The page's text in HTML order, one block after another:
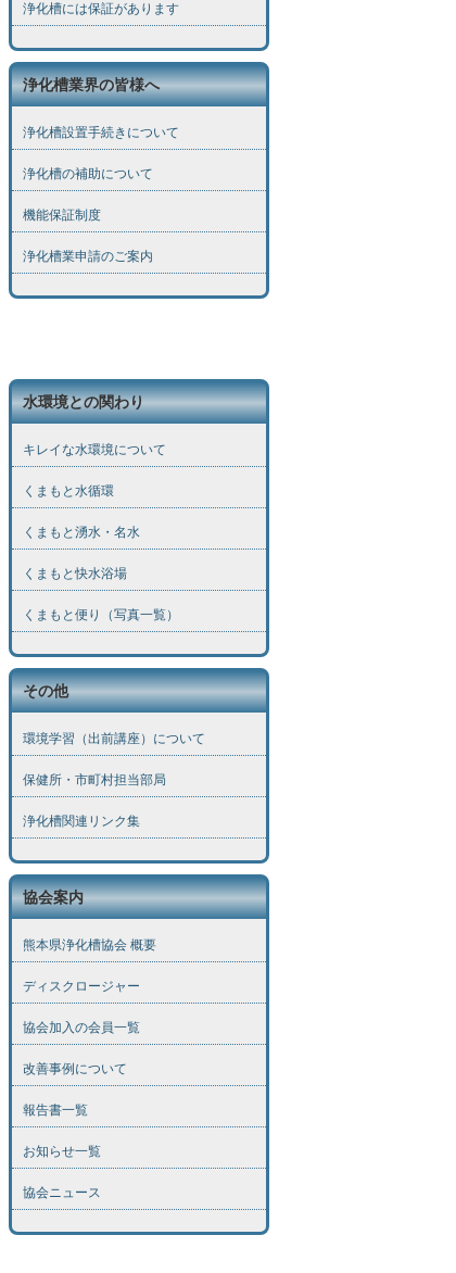
浄化槽には保証があります
浄化槽業界の皆様へ
浄化槽設置手続きについて
浄化槽の補助について
機能保証制度
浄化槽業申請のご案内
水環境との関わり
キレイな水環境について
くまもと水循環
くまもと湧水・名水
くまもと快水浴場
くまもと便り（写真一覧）
その他
環境学習（出前講座）について
保健所・市町村担当部局
浄化槽関連リンク集
協会案内
熊本県浄化槽協会 概要
ディスクロージャー
協会加入の会員一覧
改善事例について
報告書一覧
お知らせ一覧
協会ニュース